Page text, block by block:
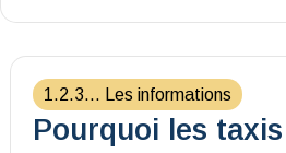
1.2.3... Les informations
Pourquoi les